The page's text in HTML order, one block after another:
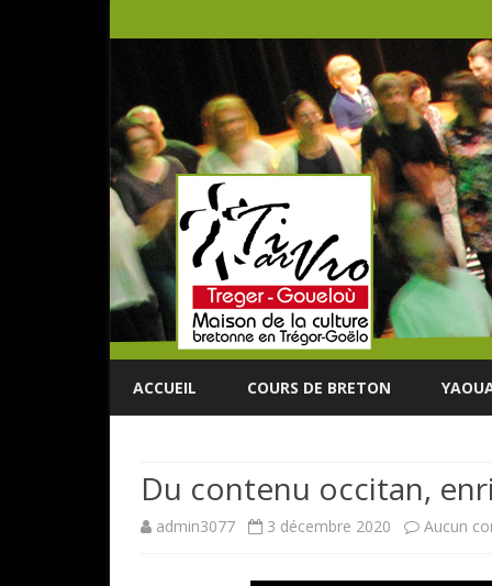
ACCUEIL COURS DE BRETON
Du contenu occitan,
admin3077 3 décembre 2020 Aucun